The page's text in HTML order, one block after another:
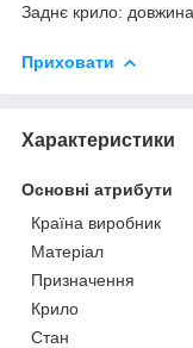
Заднє крило:
Приховати
Характеристики
Основні атрибути
Країна виробник
Матеріал
Призначення
Крило
Стан